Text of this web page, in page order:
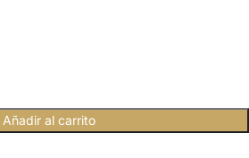
Añadir al carrito